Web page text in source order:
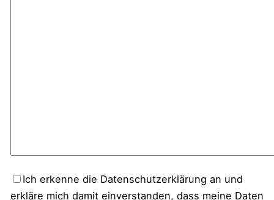
Ich erkenne die Datenschutzerklärung an und
erkläre mich damit einverstanden, dass meine Daten